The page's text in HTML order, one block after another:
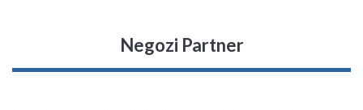
Negozi Partner